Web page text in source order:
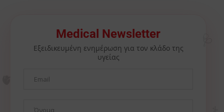
Medical Newsletter
Εξειδικευμένη ενημέρωση για τον κλάδο της
υγείας